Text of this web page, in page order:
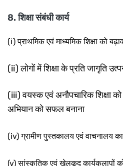
8. शिक्षा संबंधी कार्य
(i) प्राथमिक एवं माध्यमिक शिक्षा को
(ii)लोगों में शिक्षा के प्रति जागृति
(iii)वयस्क एवं अनौपचारिक शिक्षा को
अभियान को सफल बनाना
(iv) ग्रामीण पुस्तकालयएवं वाचनालय
(v) सांस्कृतिक एवं खेलकूद कार्यकलापों को